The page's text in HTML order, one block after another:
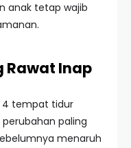
anak tetap wajib
Rawat Inap
4 tempat tidur
paling
menaruh